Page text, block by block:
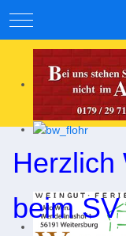
Mobile Menu Toggle
Herzlich
beim